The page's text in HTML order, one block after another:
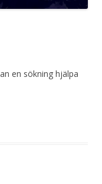
en sökning hjälpa